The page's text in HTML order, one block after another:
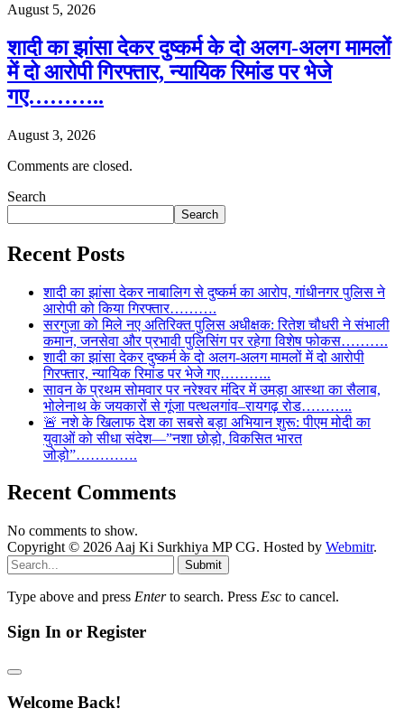
August 5, 2026
शादी का झांसा देकर दुष्कर्म के दो अलग-अलग मामलों
में दो आरोपी गिरफ्तार, न्यायिक रिमांड पर भेजे
गए………..
August 3, 2026
Comments are closed.
Search
Search
Recent Posts
शादी का झांसा देकर नाबालिग से दुष्कर्म का आरोप, गांधीनगर पुलिस ने
आरोपी को किया गिरफ्तार……….
सरगुजा को मिले नए अतिरिक्त पुलिस अधीक्षक: रितेश चौधरी ने संभाली
कमान, जनसेवा और प्रभावी पुलिसिंग पर रहेगा विशेष फोकस……….
शादी का झांसा देकर दुष्कर्म के दो अलग-अलग मामलों में दो आरोपी
गिरफ्तार, न्यायिक रिमांड पर भेजे गए………..
सावन के प्रथम सोमवार पर नरेश्वर मंदिर में उमड़ा आस्था का सैलाब,
भोलेनाथ के जयकारों से गूंजा पत्थलगांव–रायगढ़ रोड………..
🚨 नशे के खिलाफ देश का सबसे बड़ा अभियान शुरू: पीएम मोदी का
युवाओं को सीधा संदेश—”नशा छोड़ो, विकसित भारत
जोड़ो”………….
Recent Comments
No comments to show.
Copyright © 2026 Aaj Ki Surkhiya MP CG. Hosted by Webmitr.
Submit
Type above and press Enterto search. Press Esc to cancel.
Sign In or Register
Welcome Back!